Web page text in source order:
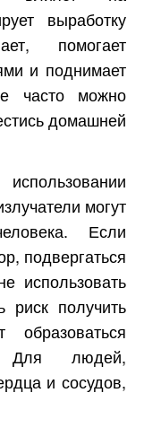
выработку
помогает
и поднимает
часто можно
домашней
могут
Если
подвергаться
использовать
риск получить
Для людей,
и сосудов,